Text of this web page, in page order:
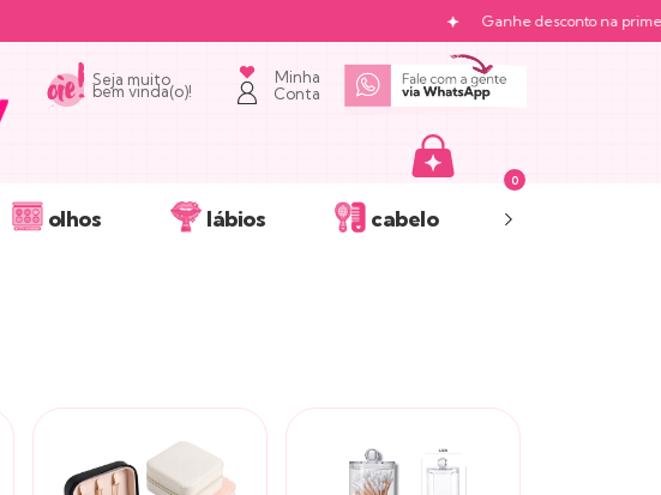
Ganhe desconto na primeira
Seja muito
bem vinda(o)!
Minha
Conta
0
olhos lábios cabelo